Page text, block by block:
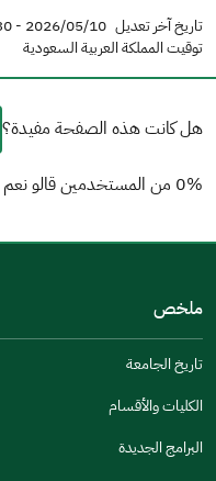
تاريخ آخر تعديل 2026/05/10 - 08:30 ص
توقيت المملكة العربية السعودية
هل كانت هذه الصفحة مفيدة؟
0% من المستخدمين قالو نعم من 0 تعليقا.
مكتوبة بشكل جيد
الإجابات كانت مرتبطة
تصميمه يجعله سهل القراءة
ملخص
تاريخ الجامعة
الكليات والأقسام
البرامج الجديدة